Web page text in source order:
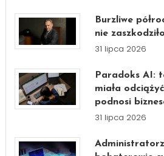
Burzliwe
nie
31 lipca 2026
Paradoks AI:
miała
podnosi
31 lipca 2026